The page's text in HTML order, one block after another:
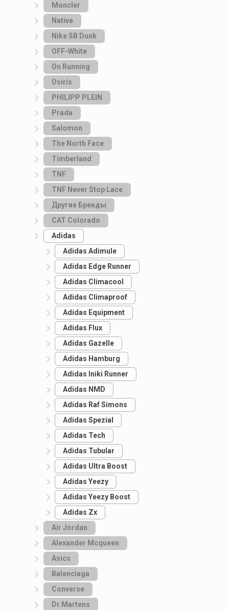
Moncler
Native
Nike SB Dunk
OFF-White
On Running
Osiris
PHILIPP PLEIN
Prada
Salomon
The North Face
Timberland
TNF
TNF Never Stop Lace
Другие Бренды
САТ Colorado
Adidas
Adidas Adimule
Adidas Edge Runner
Adidas Climacool
Adidas Climaproof
Adidas Equipment
Adidas Flux
Adidas Gazelle
Adidas Hamburg
Adidas Iniki Runner
Adidas NMD
Adidas Raf Simons
Adidas Spezial
Adidas Tech
Adidas Tubular
Adidas Ultra Boost
Adidas Yeezy
Adidas Yeezy Boost
Adidas Zx
Air Jordan
Alexander Mcqueen
Asics
Balenciaga
Converse
Dr.Martens